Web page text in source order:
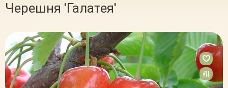
Черешня 'Галатея'